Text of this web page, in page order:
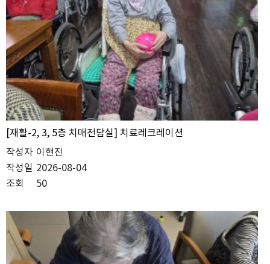
[재활-2, 3, 5층 치매전담실] 치료레크레이션
작성자 이현진
작성일 2026-08-04
조회
50